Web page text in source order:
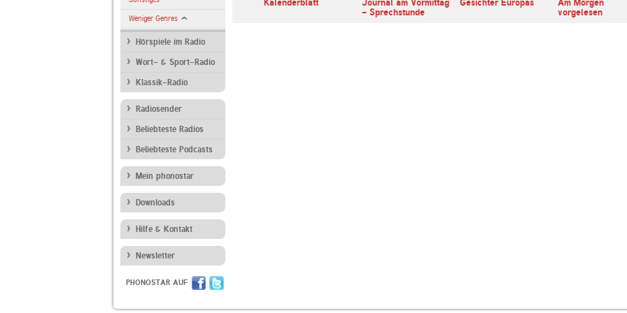
Weniger Genres
Hörspiele im Radio
Wort- & Sport-Radio
Klassik-Radio
Radiosender
Beliebteste Radios
Beliebteste Podcasts
Mein phonostar
Downloads
Hilfe & Kontakt
Newsletter
PHONOSTAR AUF
Kalenderblatt
Journal am Vormittag
- Sprechstunde
Gesichter Europas
Am Morgen
vorgelesen